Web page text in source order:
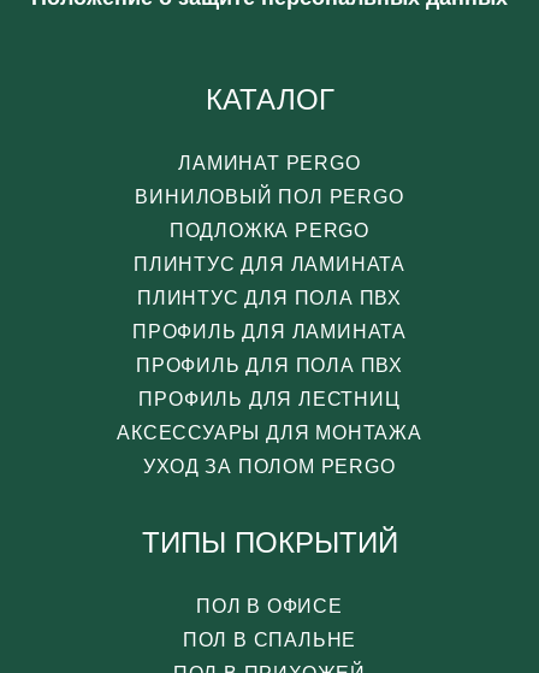
КАТАЛОГ
ЛАМИНАТ PERGO
ВИНИЛОВЫЙ ПОЛ PERGO
ПОДЛОЖКА PERGO
ПЛИНТУС ДЛЯ ЛАМИНАТА
ПЛИНТУС ДЛЯ ПОЛА ПВХ
ПРОФИЛЬ ДЛЯ ЛАМИНАТА
ПРОФИЛЬ ДЛЯ ПОЛА ПВХ
ПРОФИЛЬ ДЛЯ ЛЕСТНИЦ
АКСЕССУАРЫ ДЛЯ МОНТАЖА
УХОД ЗА ПОЛОМ PERGO
ТИПЫ ПОКРЫТИЙ
ПОЛ В ОФИСЕ
ПОЛ В СПАЛЬНЕ